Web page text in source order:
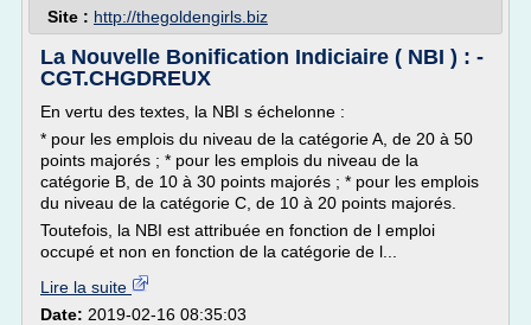
Site : http://thegoldengirls.biz
La Nouvelle Bonification Indiciaire ( NBI ) : -
CGT.CHGDREUX
En vertu des textes, la NBI s échelonne :
* pour les emplois du niveau de la catégorie A, de 20 à 50
points majorés ; * pour les emplois du niveau de la
catégorie B, de 10 à 30 points majorés ; * pour les emplois
du niveau de la catégorie C, de 10 à 20 points majorés.
Toutefois, la NBI est attribuée en fonction de l emploi
occupé et non en fonction de la catégorie de l...
Lire la suite
Date: 2019-02-16 08:35:03